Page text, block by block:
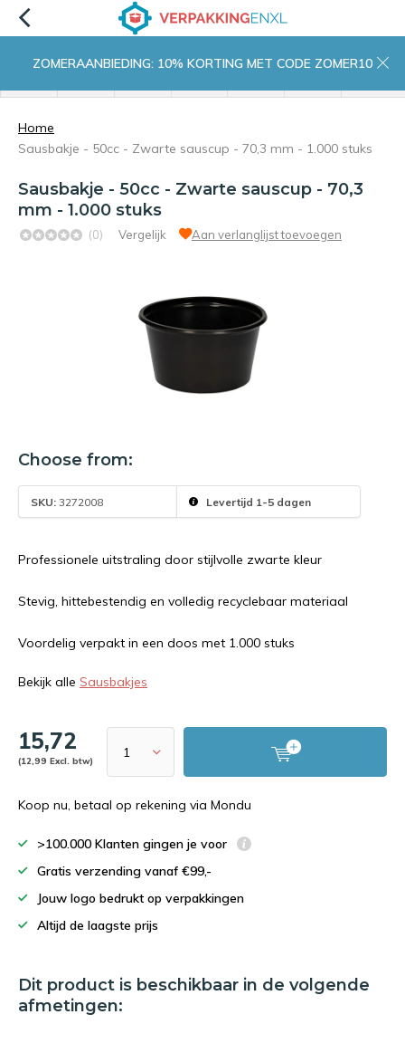
ZOMERAANBIEDING: 10% KORTING MET CODE ZOMER10
Home
Sausbakje - 50cc - Zwarte sauscup - 70,3 mm - 1.000 stuks
Sausbakje - 50cc - Zwarte sauscup - 70,3
mm - 1.000 stuks
(0) Vergelijk Aan verlanglijst toevoegen
Choose from:
SKU: 3272008 Levertijd 1-5 dagen
Professionele uitstraling door stijlvolle zwarte kleur
Stevig, hittebestendig en volledig recyclebaar materiaal
Voordelig verpakt in een doos met 1.000 stuks
Bekijk alle Sausbakjes
15,72
(12,99 Excl. btw)
Koop nu, betaal op rekening via Mondu
>100.000 Klanten gingen je voor
Gratis verzending vanaf €99,-
Jouw logo bedrukt op verpakkingen
Altijd de laagste prijs
Dit product is beschikbaar in de volgende
afmetingen: